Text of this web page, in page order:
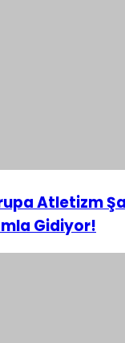
Atletizm
Gidiyor!